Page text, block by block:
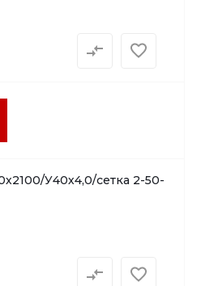
У40х4,0/сетка 2-50-